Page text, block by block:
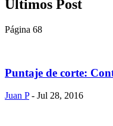
Últimos Post
Página 68
Puntaje de corte:
Juan P - Jul 28, 2016